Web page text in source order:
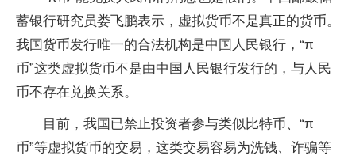
蓄银行研究员娄飞鹏表示，虚拟货币不是真正的货币。
我国货币发行唯一的合法机构是中国人民银行，“π
币”这类虚拟货币不是由中国人民银行发行的，与人民
币不存在兑换关系。
目前，我国已禁止投资者参与类似比特币、“π
币”等虚拟货币的交易，这类交易容易为洗钱、诈骗等